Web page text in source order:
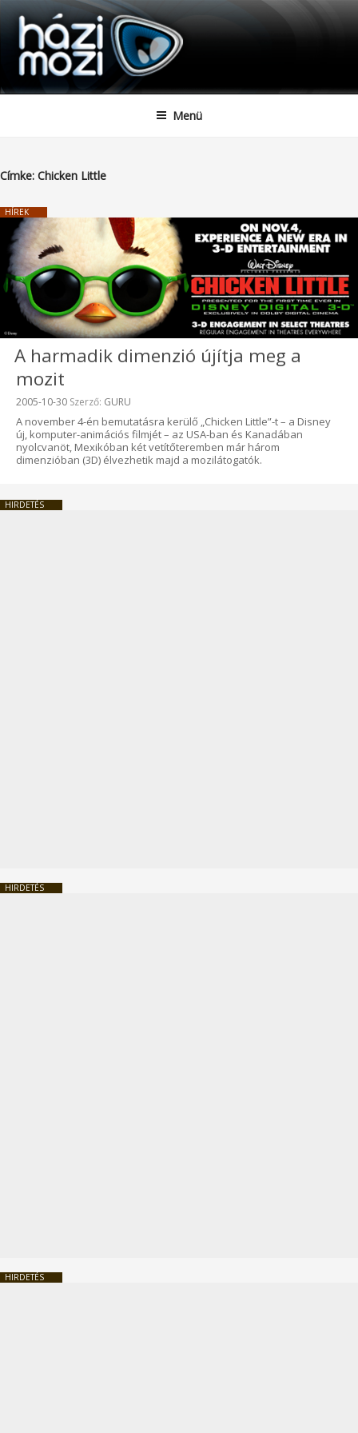
Tartalomhoz
HAZIMOZI
Menü
Címke: Chicken Little
HÍREK
A harmadik dimenzió újítja meg a
mozit
Beküldve:
2005-10-30 Szerző: GURU
A november 4-én bemutatásra kerülő „Chicken Little”-t – a Disney
új, komputer-animációs filmjét – az USA-ban és Kanadában
nyolcvanöt, Mexikóban két vetítőteremben már három
dimenzióban (3D) élvezhetik majd a mozilátogatók.
HIRDETÉS
HIRDETÉS
HIRDETÉS